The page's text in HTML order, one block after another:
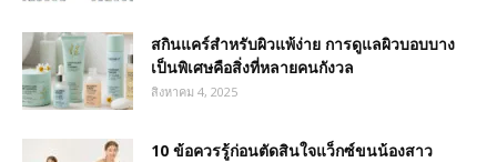
สกินแคร์สำหรับผิวแพ้ง่าย การดูแลผิวบอบบาง
เป็นพิเศษคือสิ่งที่หลายคนกังวล
สิงหาคม 4, 2025
10 ข้อควรรู้ก่อนตัดสินใจแว็กซ์ขนน้องสาว